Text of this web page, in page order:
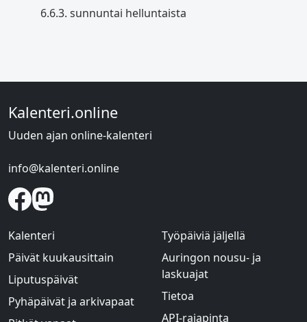
6.6.3. sunnuntai helluntaista
Kalenteri.online
Uuden ajan online-kalenteri
info@kalenteri.online
Kalenteri
Päivät kuukausittain
Liputuspäivät
Pyhäpäivät ja arkivapaat
Työpäiviä jäljellä
Auringon nousu- ja
laskuajat
Tietoa
API-rajapinta